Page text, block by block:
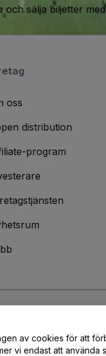
sälja biljetter
oss
distribution
program
av cookies för att
vi endast att använda